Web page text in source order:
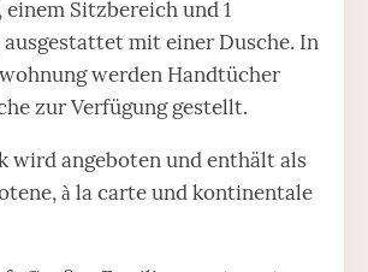
einem Sitzbereich und 1
ausgestattet mit einer Dusche. In
werden Handtücher
zur Verfügung gestellt.
wird angeboten und enthält als
à la carte und kontinentale